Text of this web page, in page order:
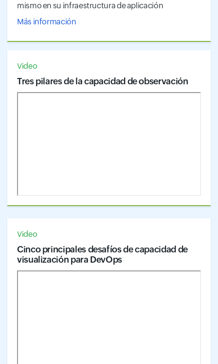
mismo en su infraestructura de aplicación
Más información
Video
Tres pilares de la capacidad de observación
Video
Cinco principales desafíos de capacidad de
visualización para DevOps